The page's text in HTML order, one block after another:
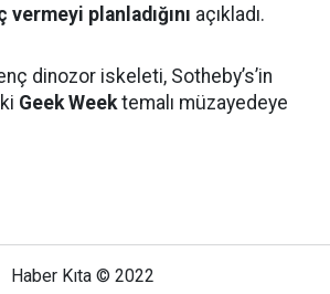
planladığını açıkladı.
dinozor iskeleti, Sotheby’s’in
Geek Weektemalı müzayedeye
Haber Kıta © 2022